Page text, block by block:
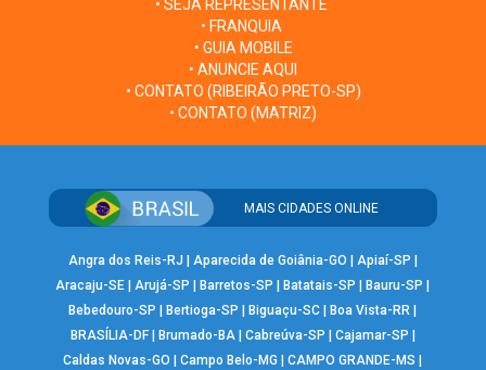
• SEJA REPRESENTANTE
• FRANQUIA
• GUIA MOBILE
• ANUNCIE AQUI
• CONTATO (RIBEIRÃO PRETO-SP)
• CONTATO (MATRIZ)
MAIS CIDADES ONLINE
Angra dos Reis-RJ Aparecida de Goiânia-GO Apiaí-SP
Aracaju-SE |Arujá-SP Barretos-SP Batatais-SP Bauru-SP
Bebedouro-SP
Bertioga-SP Biguaçu-SC Boa Vista-RR
BRASÍLIA-DF| Brumado-BA| Cabreúva-SP Cajamar-SP
Caldas Novas-GO
|Campo Belo-MG |CAMPO GRANDE-MS